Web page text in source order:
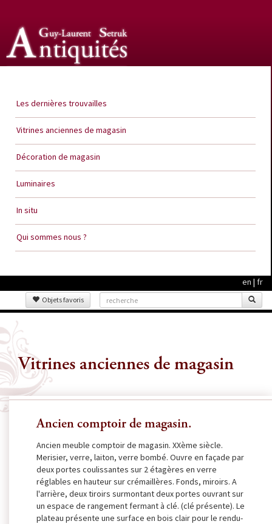
Les dernières trouvailles
Vitrines anciennes de magasin
Décoration de magasin
Luminaires
In situ
Qui sommes nous ?
en | fr
Objets favoris
Vitrines anciennes de magasin
Ancien comptoir de magasin.
Ancien meuble comptoir de magasin. XXème siècle.
Merisier, verre, laiton, verre bombé. Ouvre en façade par
deux portes coulissantes sur 2 étagères en verre
réglables en hauteur sur crémaillères. Fonds, miroirs. A
l'arrière, deux tiroirs surmontant deux portes ouvrant sur
un espace de rangement fermant à clé. (clé présente). Le
plateau présente une surface en bois clair pour le rendu-